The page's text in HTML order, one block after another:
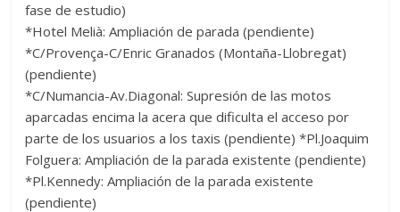
fase de estudio)
*Hotel Melià: Ampliación de parada (pendiente)
*C/Provença-C/Enric Granados (Montaña-Llobregat)
(pendiente)
*C/Numancia-Av.Diagonal: Supresión de las motos
aparcadas encima la acera que dificulta el acceso por
parte de los usuarios a los taxis (pendiente) *Pl.Joaquim
Folguera: Ampliación de la parada existente (pendiente)
*Pl.Kennedy: Ampliación de la parada existente
(pendiente)